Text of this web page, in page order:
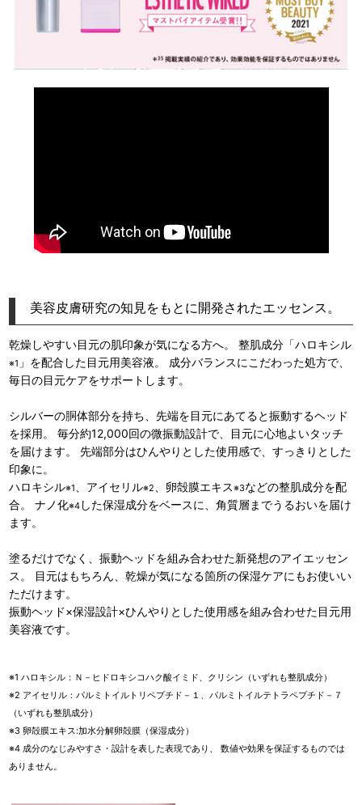
美容皮膚研究の知見をもとに開発されたエッセンス。
乾燥しやすい目元の肌印象が気になる方へ。 整肌成分「ハロキシル
※1 」を配合した目元用美容液。 成分バランスにこだわった処方で、
毎日の目元ケアをサポートします。
シルバーの胴体部分を持ち、先端を目元にあてると振動するヘッド
を採用。 毎分約12,000回の微振動設計で、目元に心地よいタッチ
を届けます。 先端部分はひんやりとした使用感で、すっきりとした
印象に。
ハロキシル※1 、アイセリル※2 、卵殻膜エキス※3などの整肌成分を配
合。 ナノ化※4 した保湿成分をベースに、角質層までうるおいを届け
ます。
塗るだけでなく、振動ヘッドを組み合わせた新発想のアイエッセン
ス。 目元はもちろん、乾燥が気になる箇所の保湿ケアにもお使いい
ただけます。
振動ヘッド×保湿設計×ひんやりとした使用感を組み合わせた目元用
美容液です。
※1 ハロキシル：Ｎ－ヒドロキシコハク酸イミド、クリシン（いずれも整肌成分）
※2 アイセリル：パルミトイルトリペプチド－１、パルミトイルテトラペプチド－７
（いずれも整肌成分）
※3 卵殻膜エキス:加水分解卵殻膜（保湿成分）
※4 成分のなじみやすさ・設計を表した表現であり、 数値や効果を保証するものでは
ありません。